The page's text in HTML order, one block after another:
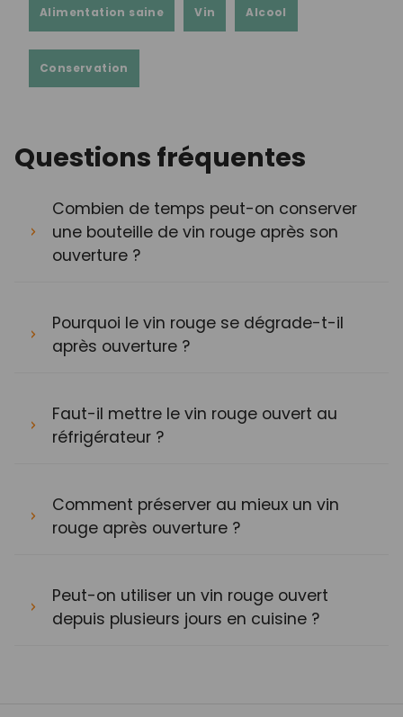
Alimentation saine Vin Alcool
Conservation
Questions fréquentes
Combien de temps peut-on conserver
une bouteille de vin rouge après son
ouverture ?
Pourquoi le vin rouge se dégrade-t-il
après ouverture ?
Faut-il mettre le vin rouge ouvert au
réfrigérateur ?
Comment préserver au mieux un vin
rouge après ouverture ?
Peut-on utiliser un vin rouge ouvert
depuis plusieurs jours en cuisine ?